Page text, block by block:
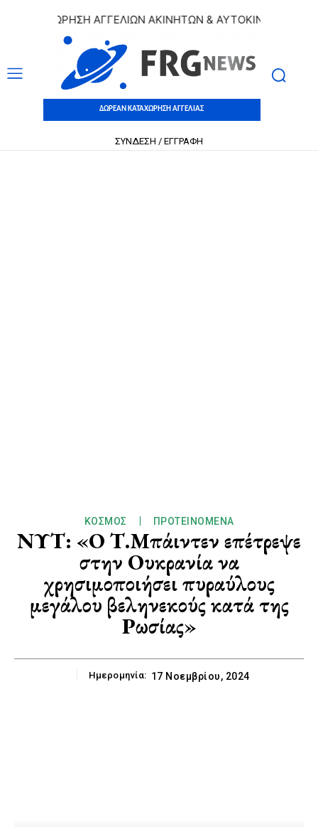
ΑΓΓΕΛΙΩΝ ΑΚΙΝΗΤΩΝ & ΑΥΤΟΚΙΝΗΤΩΝ |
ΔΩΡΕΑΝ ΚΑΤΑΧΩΡΗΣΗ ΑΓΓΕΛΙΑΣ
ΣΥΝΔΕΣΗ / ΕΓΓΡΑΦΗ
ΚΌΣΜΟΣ ΠΡΟΤΕΙΝΌΜΕΝΑ
ΝΥΤ: «Ο Τ.Μπάιντεν επέτρεψε
στην Ουκρανία να
χρησιμοποιήσει πυραύλους
μεγάλου βεληνεκούς κατά της
Ρωσίας»
Ημερομηνία: 17 Νοεμβρίου, 2024